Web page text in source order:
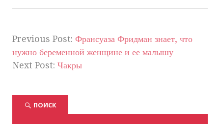
Previous Post: Франсуаза Фридман знает, что
нужно беременной женщине и ее малышу
Next Post: Чакры
ПОИСК